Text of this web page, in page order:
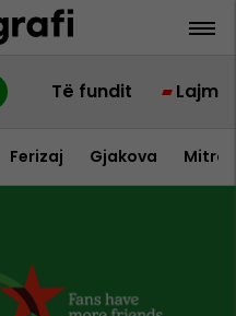
Të fundit Lajme
Ferizaj Gjakova